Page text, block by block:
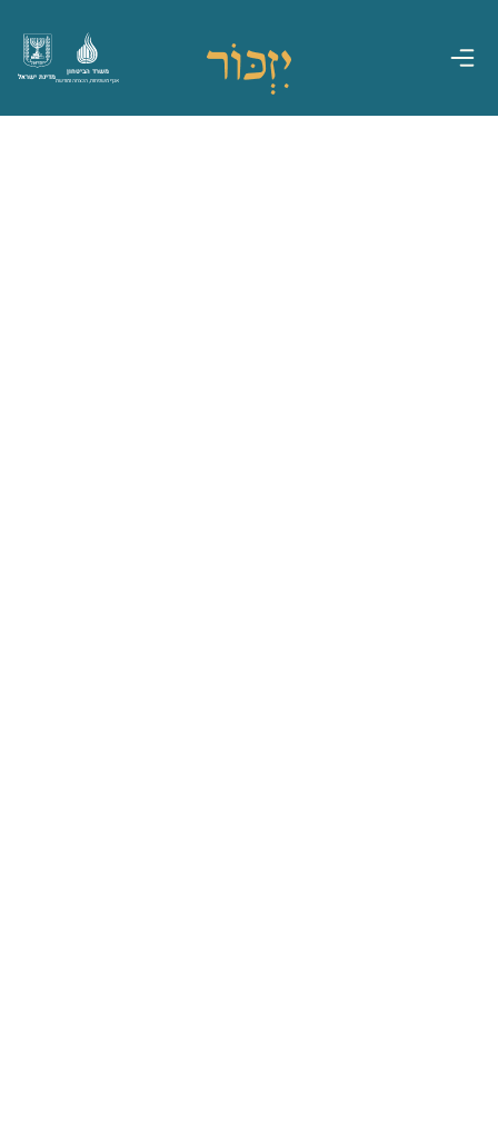
מדינת ישראל
משרד הביטחון
אגף משפחות, הנצחה ומורשת